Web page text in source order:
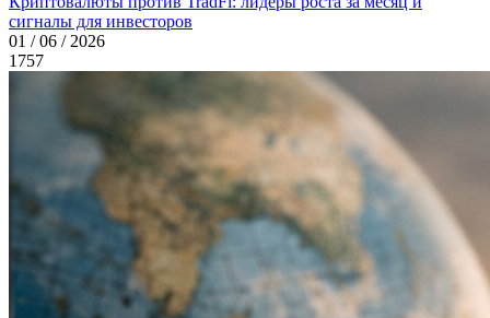
сигналы для инвесторов
01 / 06 / 2026
1757